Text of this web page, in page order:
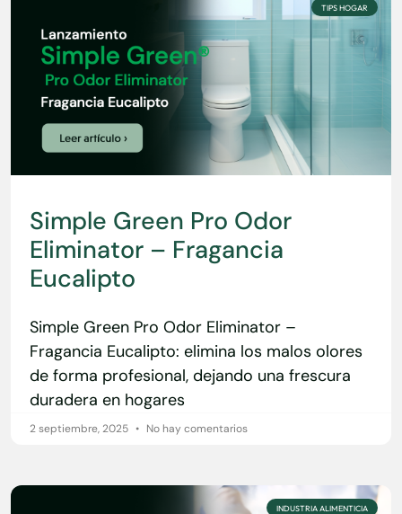
TIPS HOGAR
Simple Green Pro Odor
Eliminator – Fragancia
Eucalipto
Simple Green Pro Odor Eliminator –
Fragancia Eucalipto: elimina los malos olores
de forma profesional, dejando una frescura
duradera en hogares
2 septiembre, 2025 No hay comentarios
INDUSTRIA ALIMENTICIA